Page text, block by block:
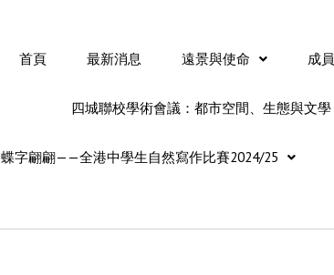
首頁 最新消息 遠景與使命 成員
四城聯校學術會議：都市空間、生態與文學
蝶字翩翩——全港中學生自然寫作比賽2024/25